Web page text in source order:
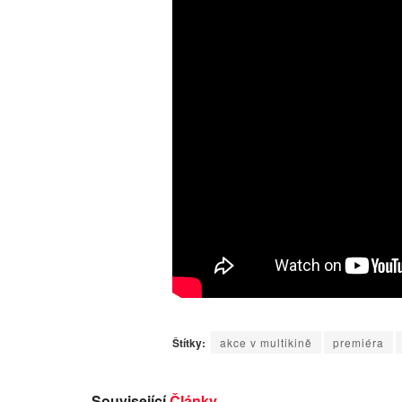
Štítky: akce v multikině premiéra